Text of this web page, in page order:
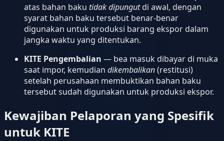
atas bahan baku tidak dipungutdi awal, dengan
syarat bahan baku tersebut benar-benar
digunakan untuk produksi barang ekspor dalam
jangka waktu yang ditentukan.
KITE Pengembalian — bea masuk dibayar di muka
saat impor, kemudian dikembalikan(restitusi)
setelah perusahaan membuktikan bahan baku
tersebut sudah digunakan untuk produksi ekspor.
Kewajiban Pelaporan yang Spesifik
untuk KITE